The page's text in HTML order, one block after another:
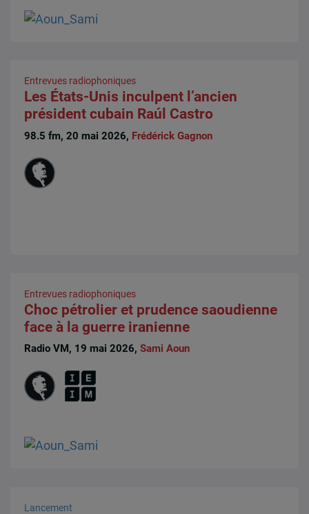
Entrevues radiophoniques
Les États-Unis inculpent l’ancien
président cubain Raúl Castro
98.5 fm, 20 mai 2026, Frédérick Gagnon
Entrevues radiophoniques
Choc pétrolier et prudence saoudienne
face à la guerre iranienne
Radio VM, 19 mai 2026,Sami Aoun
Lancement